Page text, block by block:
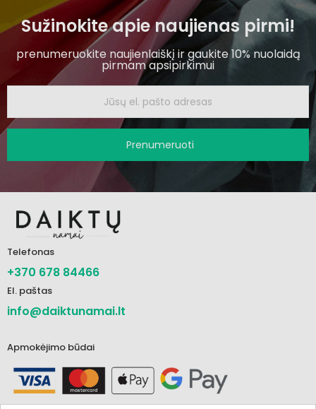
Sužinokite apie naujienas pirmi!
prenumeruokite naujienlaiškį ir gaukite 10% nuolaidą
pirmam apsipirkimui
Prenumeruoti
Telefonas
+370 678 84466
El. paštas
info@daiktunamai.lt
Apmokėjimo būdai